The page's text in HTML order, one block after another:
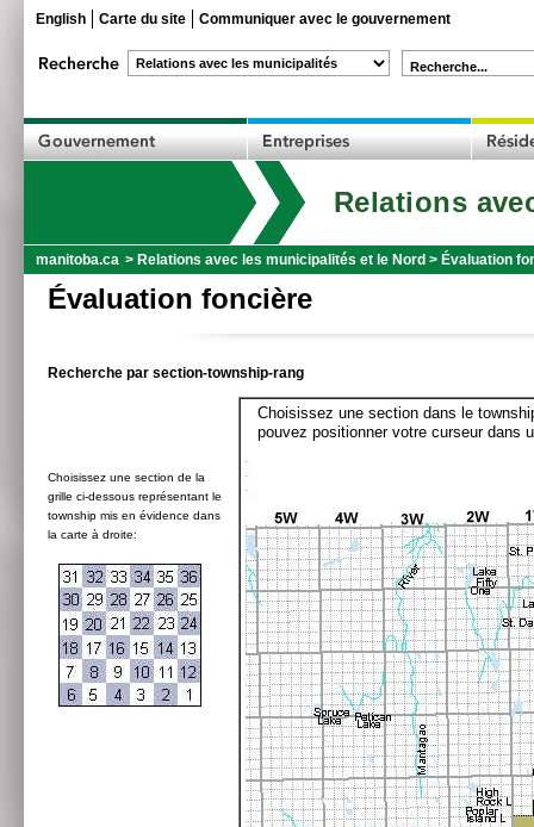
English Carte du site Communiquer avec le gouvernement
Recherche...
Relations
manitoba.ca > Relations avec les municipalités et le Nord > Évaluation
Évaluation foncière
Recherche par section-township-rang
Choisissez une section de la
grille ci-dessous représentant le
township mis en évidence dans
la carte à droite:
Choisissez une section dans le
pouvez positionner votre curseur dans